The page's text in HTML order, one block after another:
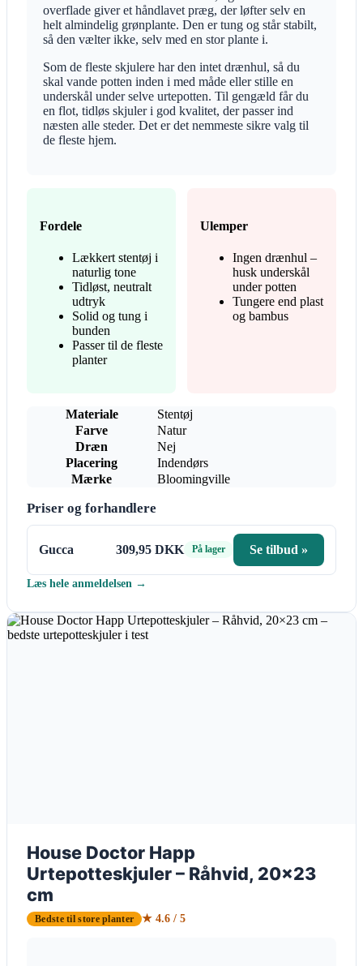
overflade giver et håndlavet præg, der løfter selv en
helt almindelig grønplante. Den er tung og står stabilt,
så den vælter ikke, selv med en stor plante i.
Som de fleste skjulere har den intet drænhul, så du
skal vande potten inden i med måde eller stille en
underskål under selve urtepotten. Til gengæld får du
en flot, tidløs skjuler i god kvalitet, der passer ind
næsten alle steder. Det er det nemmeste sikre valg til
de fleste hjem.
Fordele
Lækkert stentøj i
naturlig tone
Tidløst, neutralt
udtryk
Solid og tung i
bunden
Passer til de fleste
planter
Ulemper
Ingen drænhul –
husk underskål
under potten
Tungere end plast
og bambus
Materiale
Stentøj
Farve
Natur
Dræn
Nej
Placering
Indendørs
Mærke
Bloomingville
Priser og forhandlere
Gucca 309,95 DKK På lager Se tilbud »
Læs hele anmeldelsen →
House Doctor Happ
Urtepotteskjuler – Råhvid, 20×23
cm
Bedste til store planter ★ 4.6 / 5